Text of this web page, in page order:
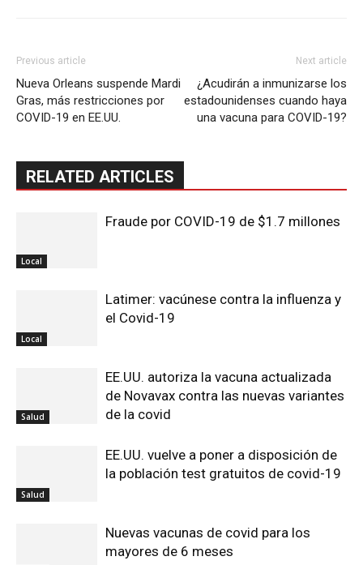
Previous article
Nueva Orleans suspende Mardi
Gras, más restricciones por
COVID-19 en EE.UU.
Next article
¿Acudirán a inmunizarse los
estadounidenses cuando haya
una vacuna para COVID-19?
RELATED ARTICLES
Local
Fraude por COVID-19 de $1.7 millones
Local
Latimer: vacúnese contra la influenza y
el Covid-19
Salud
EE.UU. autoriza la vacuna actualizada
de Novavax contra las nuevas variantes
de la covid
Salud
EE.UU. vuelve a poner a disposición de
la población test gratuitos de covid-19
Nuevas vacunas de covid para los
mayores de 6 meses